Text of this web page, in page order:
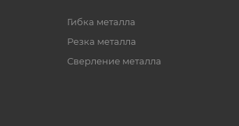
Гибка металла
Резка металла
Сверление металла